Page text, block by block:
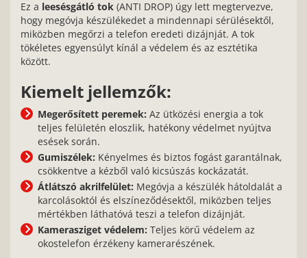
Ez a leesésgátló tok (ANTI DROP) úgy lett megtervezve,
hogy megóvja készülékedet a mindennapi sérülésektől,
miközben megőrzi a telefon eredeti dizájnját. A tok
tökéletes egyensúlyt kínál a védelem és az esztétika
között.
Kiemelt jellemzők:
Megerősített peremek: Az ütközési energia a tok
teljes felületén eloszlik, hatékony védelmet nyújtva
esések során.
Gumiszélek: Kényelmes és biztos fogást garantálnak,
csökkentve a kézből való kicsúszás kockázatát.
Átlátszó akrilfelület: Megóvja a készülék hátoldalát a
karcolásoktól és elszíneződésektől, miközben teljes
mértékben láthatóvá teszi a telefon dizájnját.
Kamerasziget védelem: Teljes körű védelem az
okostelefon érzékeny kamerarészének.